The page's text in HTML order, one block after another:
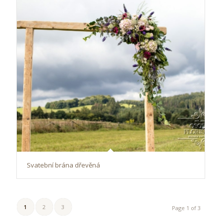
Svatební brána dřevěná
Page 1 of 3
1 2 3